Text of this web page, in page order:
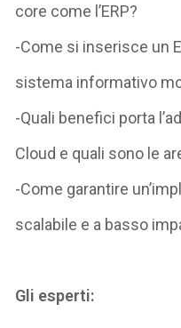
core come l’ERP?
-Come si inserisce un
sistema informativo
-Quali benefici porta
Cloud e quali sono le
-Come garantire
scalabile e a basso
Gli esperti: